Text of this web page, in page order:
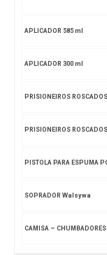
APLICADOR 585 ml
APLICADOR 300 ml
PRISIONEIROS ROSCADOS
PRISIONEIROS
PISTOLA PARA ESPUMA
SOPRADOR Walsywa
CAMISA –